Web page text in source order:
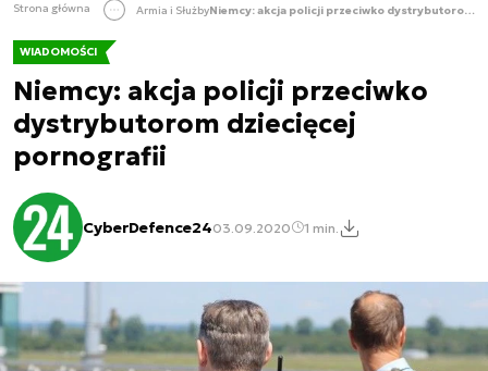
Strona główna Armia i Służby Niemcy: akcja policji przeciwko dystrybutorom dziecięcej pornografii
WIADOMOŚCI
Niemcy: akcja policji przeciwko
dystrybutorom dziecięcej
pornografii
CyberDefence2403.09.2020 1 min.